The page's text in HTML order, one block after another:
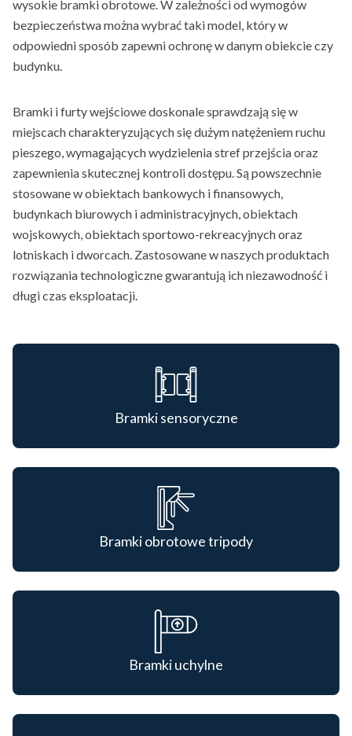
wysokie bramki obrotowe. W zależności od wymogów
bezpieczeństwa można wybrać taki model, który w
odpowiedni sposób zapewni ochronę w danym obiekcie czy
budynku.
Bramki i furty wejściowe doskonale sprawdzają się w
miejscach charakteryzujących się dużym natężeniem ruchu
pieszego, wymagających wydzielenia stref przejścia oraz
zapewnienia skutecznej kontroli dostępu. Są powszechnie
stosowane w obiektach bankowych i finansowych,
budynkach biurowych i administracyjnych, obiektach
wojskowych, obiektach sportowo-rekreacyjnych oraz
lotniskach i dworcach. Zastosowane w naszych produktach
rozwiązania technologiczne gwarantują ich niezawodność i
długi czas eksploatacji.
Bramki sensoryczne
Bramki obrotowe tripody
Bramki uchylne